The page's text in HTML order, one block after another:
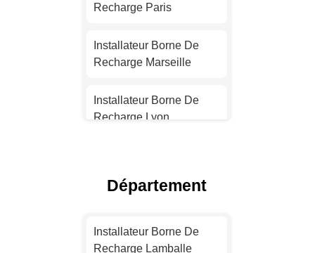
Recharge Paris
Installateur Borne De
Recharge Marseille
Installateur Borne De
Recharge Lyon
Recharge Nice
Département
Installateur Borne De
Recharge Lamballe